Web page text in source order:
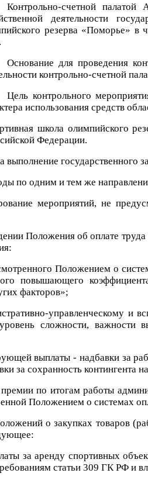
Контрольно-счетной палатой
деятельности
резерва «Поморье» в
Основание для проведения
контрольно-счетной
Цель контрольного
использования средств
школа олимпийского
Федерации.
выполнение
по одним и тем же
мероприятий, не
Положения об оплате
Положением о
повышающего
факторов»;
управленческому
сложности, важности
выплаты - надбавки за
за сохранность контингента
по итогам работы
Положением о
о закупках товаров
за аренду спортивных
статьи 309 ГК РФ